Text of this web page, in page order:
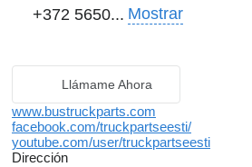
+372 5650... Mostrar
Llámame Ahora
www.bustruckparts.com
facebook.com/truckpartseesti/
youtube.com/user/truckpartseesti
Dirección